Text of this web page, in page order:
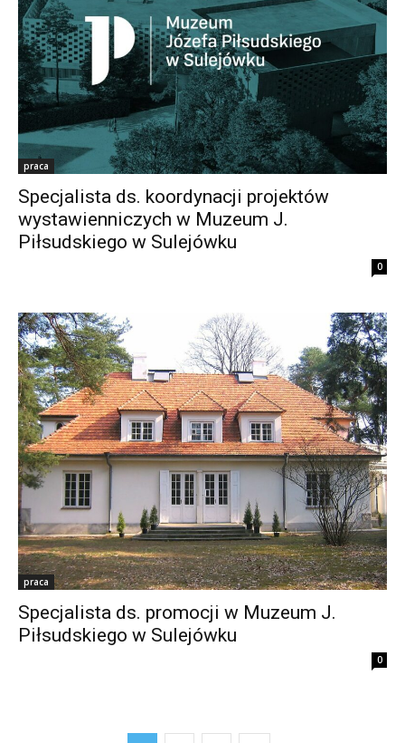
praca
Specjalista ds. koordynacji projektów
wystawienniczych w Muzeum J.
Piłsudskiego w Sulejówku
0
praca
Specjalista ds. promocji w Muzeum J.
Piłsudskiego w Sulejówku
0